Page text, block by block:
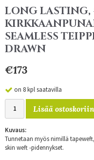
LONG LASTING,
SEAMLESS
DRAWN
€173
on 8 kpl saatavilla
Lisää
Kuvaus:
Tunnetaan myös nimillä
skin weft -pidennykset.